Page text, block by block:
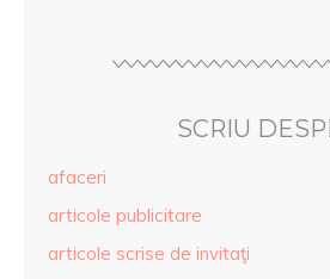
SCRIU
afaceri
articole publicitare
articole scrise de invitaţi